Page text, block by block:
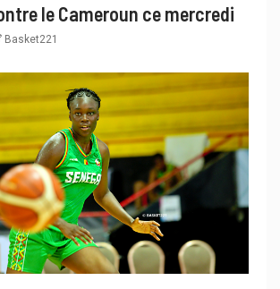
le Cameroun ce mercredi
Basket221